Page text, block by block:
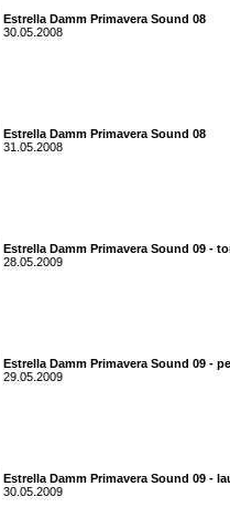
Estrella Damm Primavera Sound 08
30.05.2008
Estrella Damm Primavera Sound 08
31.05.2008
Estrella Damm Primavera Sound 09 -
28.05.2009
Estrella Damm Primavera Sound 09 -
29.05.2009
Estrella Damm Primavera Sound 09 -
30.05.2009